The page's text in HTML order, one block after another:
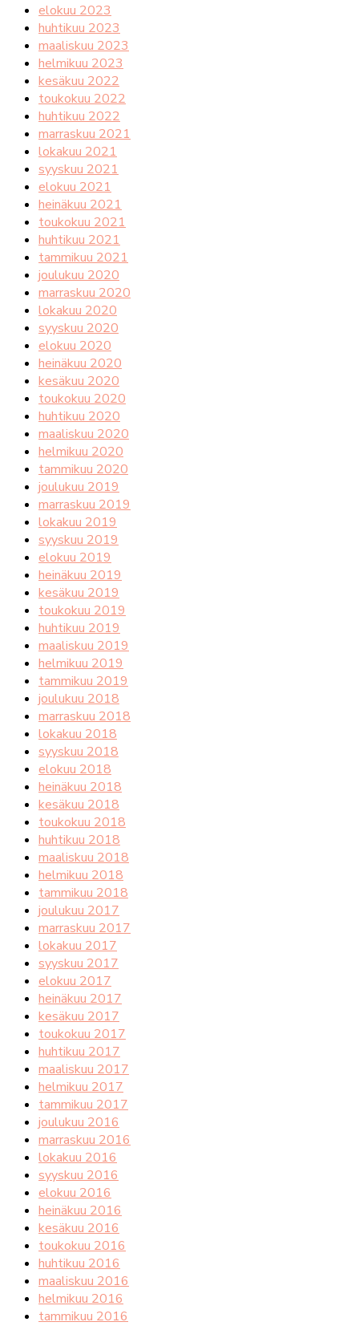
elokuu 2023
huhtikuu 2023
maaliskuu 2023
helmikuu 2023
kesäkuu 2022
toukokuu 2022
huhtikuu 2022
marraskuu 2021
lokakuu 2021
syyskuu 2021
elokuu 2021
heinäkuu 2021
toukokuu 2021
huhtikuu 2021
tammikuu 2021
joulukuu 2020
marraskuu 2020
lokakuu 2020
syyskuu 2020
elokuu 2020
heinäkuu 2020
kesäkuu 2020
toukokuu 2020
huhtikuu 2020
maaliskuu 2020
helmikuu 2020
tammikuu 2020
joulukuu 2019
marraskuu 2019
lokakuu 2019
syyskuu 2019
elokuu 2019
heinäkuu 2019
kesäkuu 2019
toukokuu 2019
huhtikuu 2019
maaliskuu 2019
helmikuu 2019
tammikuu 2019
joulukuu 2018
marraskuu 2018
lokakuu 2018
syyskuu 2018
elokuu 2018
heinäkuu 2018
kesäkuu 2018
toukokuu 2018
huhtikuu 2018
maaliskuu 2018
helmikuu 2018
tammikuu 2018
joulukuu 2017
marraskuu 2017
lokakuu 2017
syyskuu 2017
elokuu 2017
heinäkuu 2017
kesäkuu 2017
toukokuu 2017
huhtikuu 2017
maaliskuu 2017
helmikuu 2017
tammikuu 2017
joulukuu 2016
marraskuu 2016
lokakuu 2016
syyskuu 2016
elokuu 2016
heinäkuu 2016
kesäkuu 2016
toukokuu 2016
huhtikuu 2016
maaliskuu 2016
helmikuu 2016
tammikuu 2016